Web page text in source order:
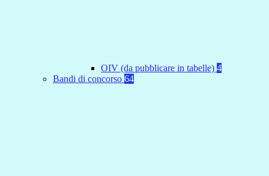
OIV (da pubblicare in tabelle) 4
Bandi di concorso 64